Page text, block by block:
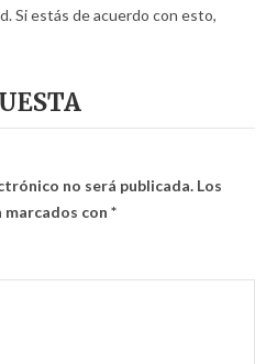
Si estás de acuerdo con esto,
no será publicada. Los
con *